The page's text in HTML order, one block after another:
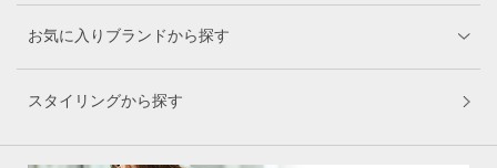
お気に入りブランドから探す
スタイリングから探す